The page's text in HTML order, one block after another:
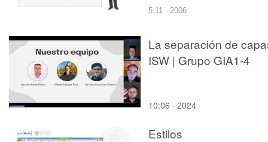
5:11 · 2006
La separación de
ISW | Grupo GIA1-4
10:06 · 2024
Estilos